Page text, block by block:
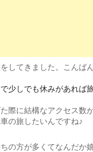
してきました。こんば
少しでも休みがあれば
際に結構なアクセス数
の旅したいんですね♪
の方が多くてなんだか